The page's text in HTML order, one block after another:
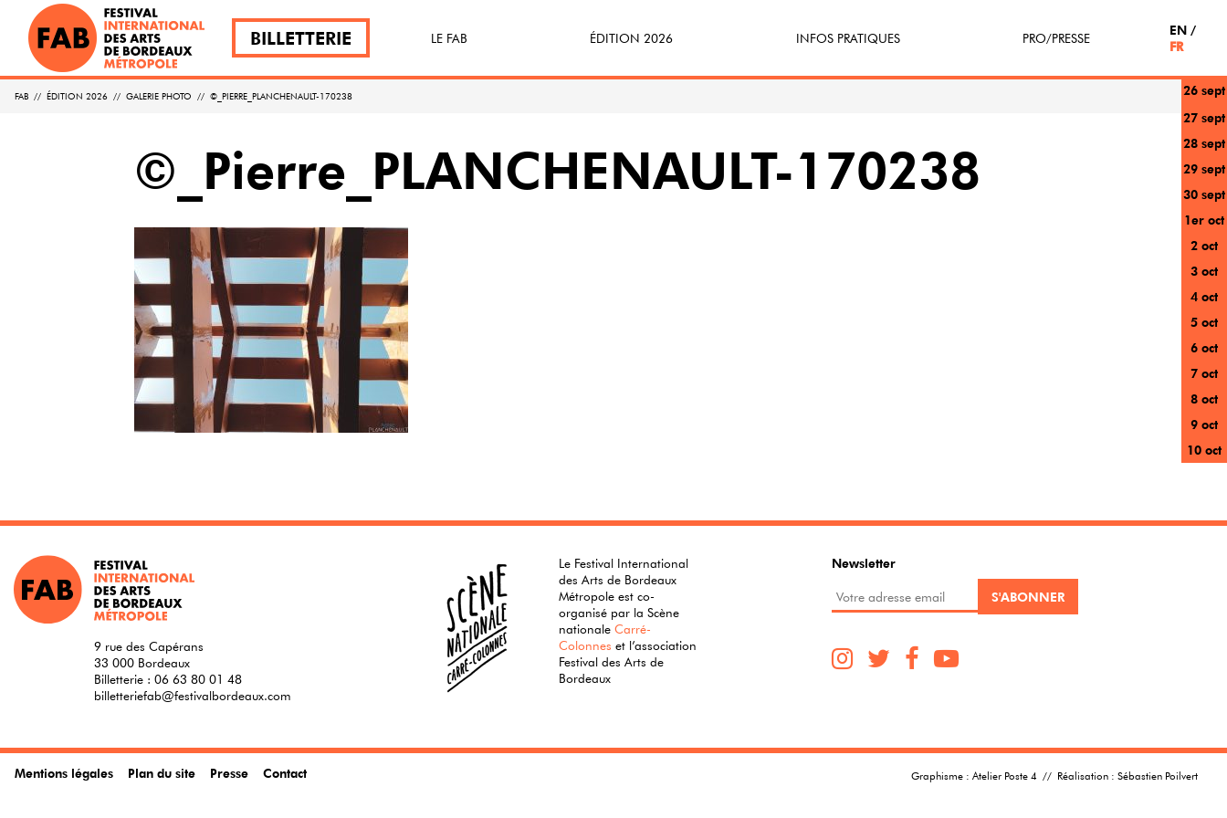
BILLETTERIE LE FAB
FABécoresponsable
ÉDITION 2026 INFOS PRATIQUES
Participe(z)
PRO/PRESSE
EN
FR
FAB // ÉDITION 2026 // GALERIE PHOTO // ©_PIERRE_PLANCHENAULT-170238
26 sept
27 sept
28 sept
29 sept
30 sept
1er oct
2 oct
3 oct
4 oct
5 oct
6 oct
7 oct
8 oct
9 oct
10 oct
©_Pierre_PLANCHENAULT-170238
9 rue des Capérans
33 000 Bordeaux
Billetterie : 06 63 80 01 48
billetteriefab@festivalbordeaux.com
Le Festival International
des Arts de Bordeaux
Métropole est co-
organisé par la Scène
nationaleCarré-
Colonnes et l’association
Festival des Arts de
Bordeaux
Newsletter
Mentions légales Plan du site Presse Contact Graphisme : Atelier Poste 4 // Réalisation : Sébastien Poilvert